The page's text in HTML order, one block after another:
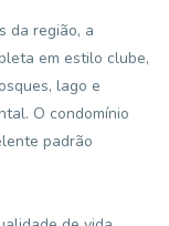
da região, a
em estilo clube,
lago e
O condomínio
padrão